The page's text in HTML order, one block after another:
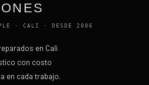
· CALI · DESDE 2006
en Cali
con costo
en cada trabajo.